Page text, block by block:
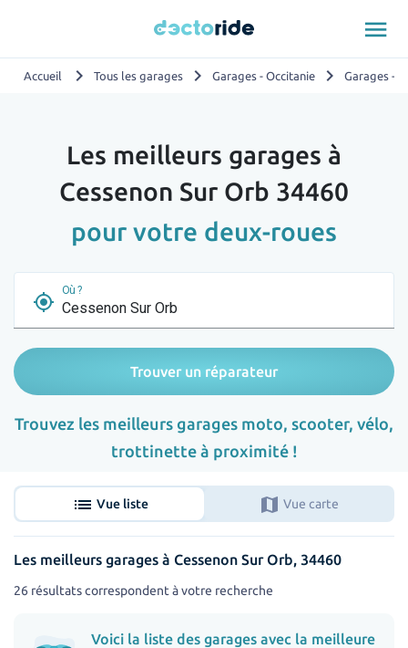
menu
Accueil chevron_right Tous les garages chevron_right Garages - Occitanie chevron_right Garages -
Les meilleurs garages à
Cessenon Sur Orb 34460
pour votre deux-roues
my_location
Où ?
Trouver un réparateur
Trouvez les meilleurs garages moto, scooter, vélo,
trottinette à proximité !
list Vue liste map Vue carte
Les meilleurs garages à Cessenon Sur Orb, 34460
26 résultats correspondent à votre recherche
Voici la liste des garages avec la meilleure